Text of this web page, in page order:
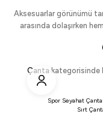
Aksesuarlar görünümü
arasında dolaşırken
Çanta kategorisinde
Spor Seyahat
Sırt